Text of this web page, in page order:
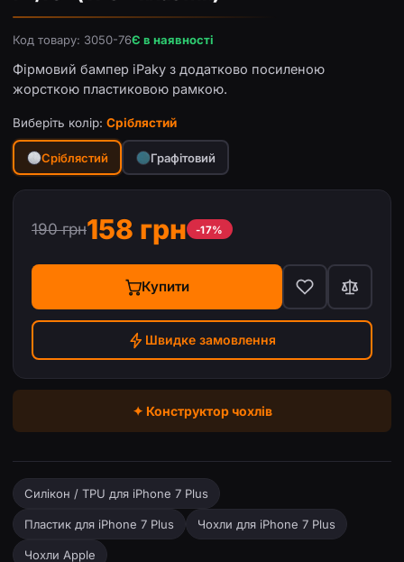
Код товару: 3050-76Є в наявності
Фірмовий бампер iPaky з додатково посиленою
жорсткою пластиковою рамкою.
Виберіть колір: Сріблястий
Сріблястий Графітовий
190 грн158 грн -17%
Купити
Швидке замовлення
✦ Конструктор чохлів
Силікон / TPU для iPhone 7 Plus
Пластик для iPhone 7 Plus Чохли для iPhone 7 Plus
Чохли Apple